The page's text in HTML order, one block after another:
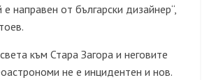
направен от български дизайнер“,
към Стара Загора и неговите
не е инцидентен и нов.